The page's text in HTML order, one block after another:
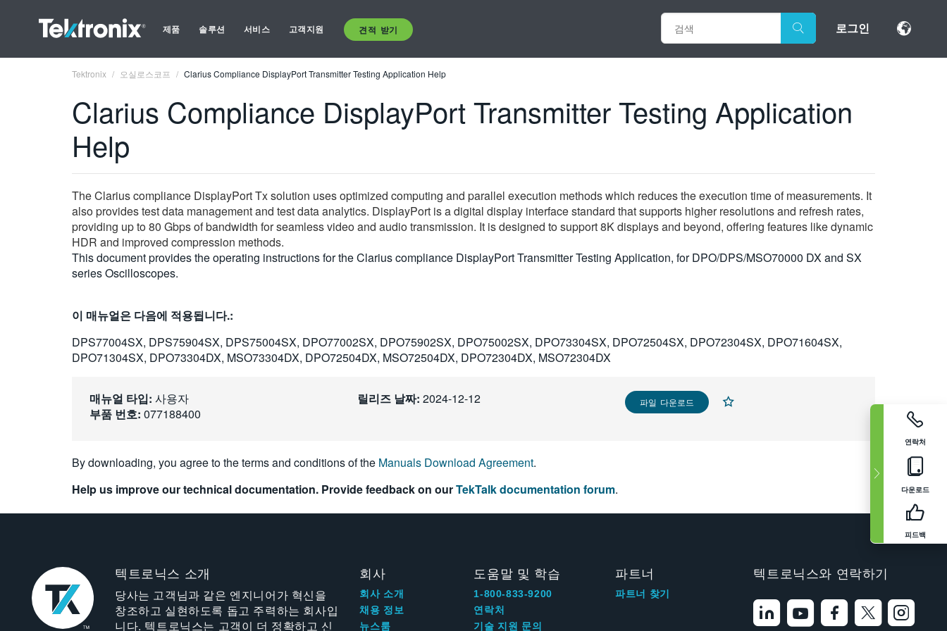
제품 솔루션 서비스 고객지원 견적 받기 로그인
연락처
다운로드
피드백
Tektronix 오실로스코프 Clarius Compliance DisplayPort Transmitter Testing Application Help
Clarius Compliance DisplayPort Transmitter Testing Application
Help
The Clarius compliance DisplayPort Tx solution uses optimized computing and parallel execution methods which reduces the execution time of measurements. It
also provides test data management and test data analytics. DisplayPort is a digital display interface standard that supports higher resolutions and refresh rates,
providing up to 80 Gbps of bandwidth for seamless video and audio transmission. It is designed to support 8K displays and beyond, offering features like dynamic
HDR and improved compression methods.
This document provides the operating instructions for the Clarius compliance DisplayPort Transmitter Testing Application, for DPO/DPS/MSO70000 DX and SX
series Oscilloscopes.
이 매뉴얼은 다음에 적용됩니다.:
DPS77004SX, DPS75904SX, DPS75004SX, DPO77002SX, DPO75902SX, DPO75002SX, DPO73304SX, DPO72504SX, DPO72304SX, DPO71604SX,
DPO71304SX, DPO73304DX, MSO73304DX, DPO72504DX, MSO72504DX, DPO72304DX, MSO72304DX
매뉴얼 타입: 사용자
부품 번호: 077188400
릴리즈 날짜: 2024-12-12 파일 다운로드
By downloading, you agree to the terms and conditions of the Manuals Download Agreement.
Help us improve our technical documentation. Provide feedback on ourTekTalk documentation forum.
텍트로닉스 소개
당사는 고객님과 같은 엔지니어가 혁신을
창조하고 실현하도록 돕고 주력하는 회사입
니다. 텍트로닉스는 고객이 더 정확하고 신
회사
회사 소개
채용 정보
뉴스룸
도움말 및 학습
1-800-833-9200
연락처
기술 지원 문의
파트너
파트너 찾기
텍트로닉스와 연락하기